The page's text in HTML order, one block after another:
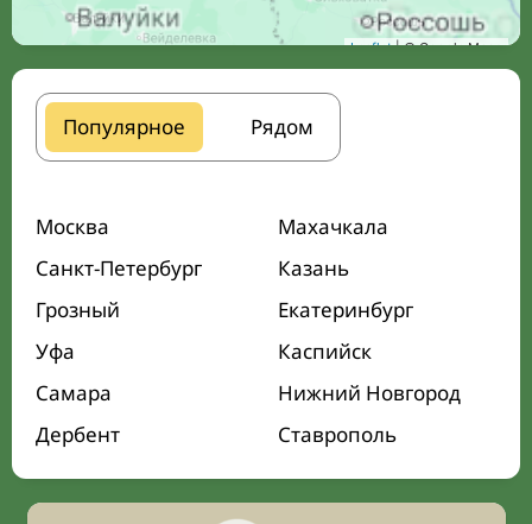
Leaflet| © Google Maps
Популярное Рядом
Москва
Махачкала
Санкт-Петербург
Казань
Грозный
Екатеринбург
Уфа
Каспийск
Самара
Нижний Новгород
Дербент
Ставрополь